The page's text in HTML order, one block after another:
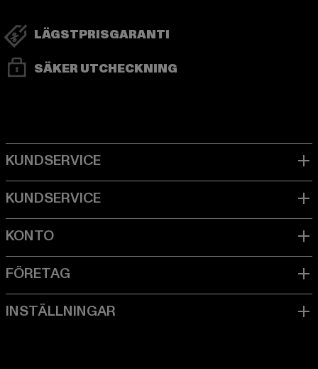
LÄGSTPRISGARANTI
SÄKER UTCHECKNING